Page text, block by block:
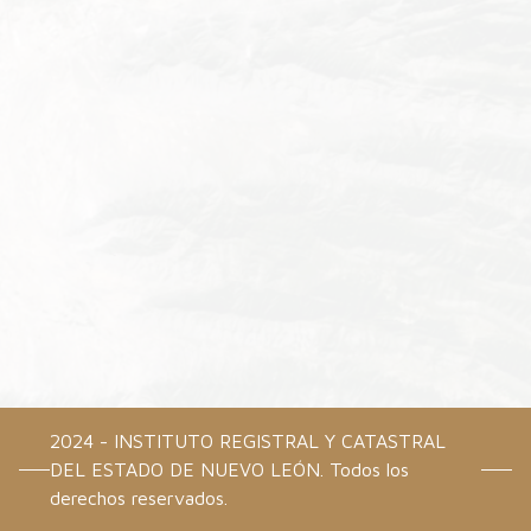
2024 - INSTITUTO REGISTRAL Y CATASTRAL
DEL ESTADO DE NUEVO LEÓN. Todos los
derechos reservados.